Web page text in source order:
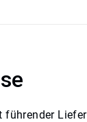
führender